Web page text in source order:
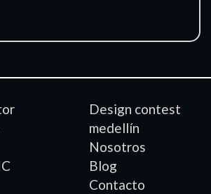
Design contest
medellín
Nosotros
Blog
Contacto